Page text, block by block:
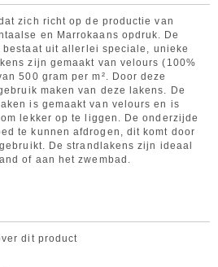
zich richt op de productie van
en Marrokaans opdruk. De
uit allerlei speciale, unieke
zijn gemaakt van velours (100%
500 gram per m². Door deze
maken van deze lakens. De
is gemaakt van velours en is
lekker op te liggen. De onderzijde
te kunnen afdrogen, dit komt door
De strandlakens zijn ideaal
of aan het zwembad.
dit product